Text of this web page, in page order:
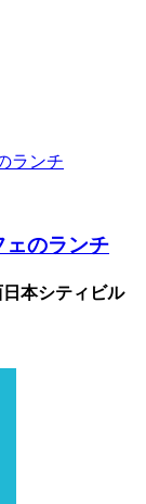
ェのランチ
本シティビル